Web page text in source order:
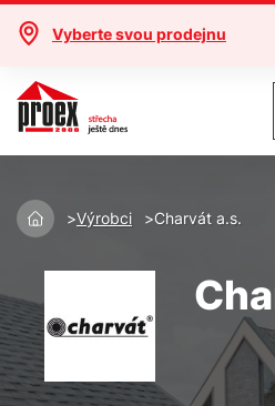
Vyberte svou prodejnu
Výrobci Charvát a.s.